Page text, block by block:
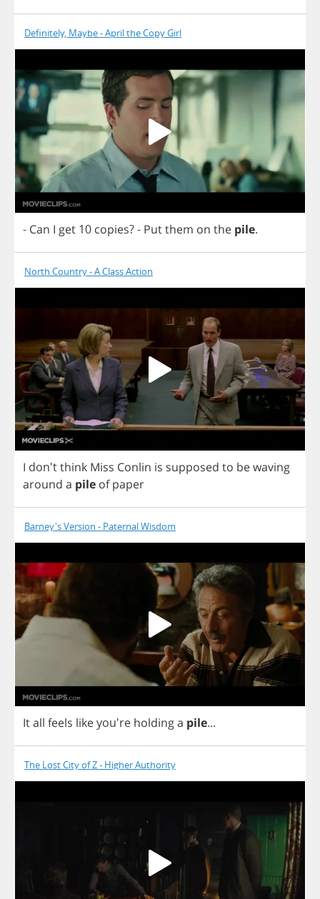
Definitely, Maybe - April the Copy Girl
- Can I get 10 copies?- Putthem on the pile.
North Country - A Class Action
I don'tthink Miss Conlin is supposed to bewaving
around a pile of paper
Barney's Version - Paternal Wisdom
Itall feels likeyou're holdinga pile...
The Lost City of Z - Higher Authority